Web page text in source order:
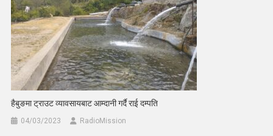
हैबुङमा ट्राउट व्यावसायबाट आम्दानी गर्दै राई दम्पति
04/03/2023 RadioMission